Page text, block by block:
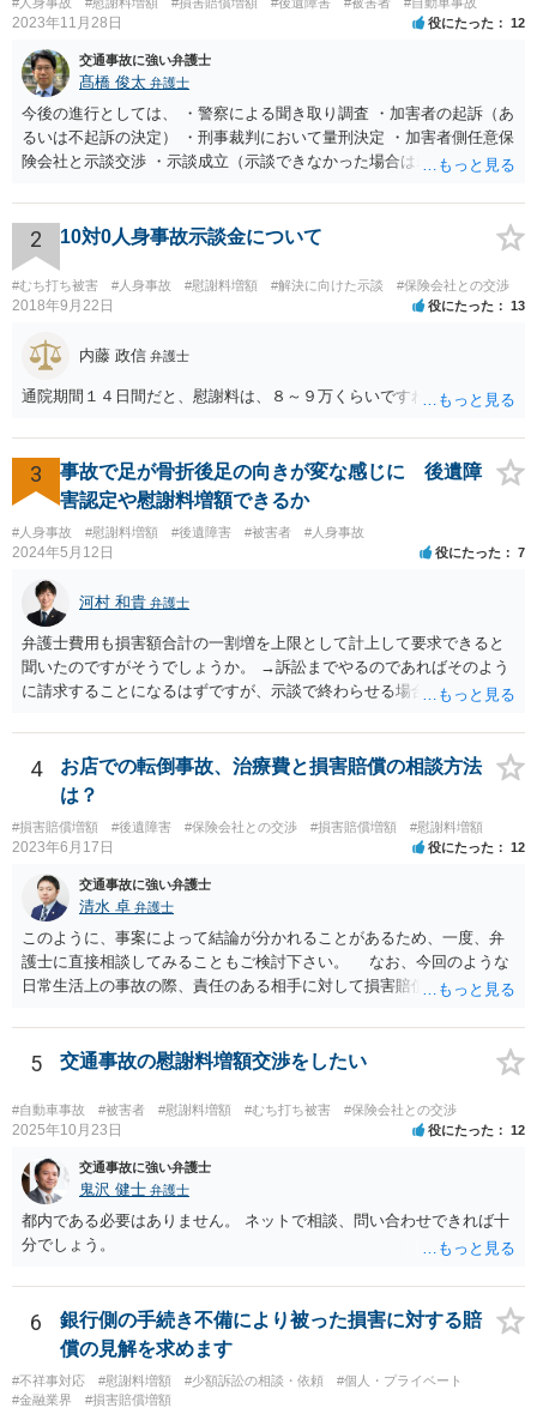
2023年11月28日 役にたった 12
交通事故に強い弁護士
髙橋 俊太 弁護士
今後の進行としては、 ・警察による聞き取り調査 ・加害者の起訴（あ
るいは不起訴の決定） ・刑事裁判において量刑決定 ・加害者側任意保
険会社と示談交渉 ・示談成立（示談できなかった場合は裁判） となり
加害者に対する処罰感情など尋ねられるはずですので、率直にお答え
になるとよいと思います。
2 10対0人身事故示談金について
#むち打ち被害 #人身事故 #慰謝料増額 #解決に向けた示談 #保険会社との交渉
2018年9月22日 役にたった 13
内藤 政信 弁護士
通院期間１４日間だと、慰謝料は、８～９万くらいですね。
3
事故で足が骨折後足の向きが変な感じに 後遺障
害認定や慰謝料増額できるか
#人身事故 #慰謝料増額 #後遺障害 #被害者 #人身事故
2024年5月12日 役にたった 7
河村 和貴 弁護士
弁護士費用も損害額合計の一割増を上限として計上して要求できると
聞いたのですがそうでしょうか。 →訴訟までやるのであればそのよう
に請求することになるはずですが、示談で終わらせる場合には、そこ
ならほとんど充足できるか多くが返ってくるイメージなので頼むのも
いいかなと思うのですが。 →LAC基準でもそうかもしれませんし、交
通事故事案ではより定額の費用としている法律事務所も多いように思
います。費用面も含めて、弁護士さんを検討してみるとよいかもしれ
ませんね。 かなり具体的な話も多くなっているので、法律事務所に問
い合わせてみるとよいと思います。
4
お店での転倒事故、治療費と損害賠償の相談方法
は？
#損害賠償増額 #後遺障害 #保険会社との交渉 #損害賠償増額 #慰謝料増額
2023年6月17日 役にたった 12
交通事故に強い弁護士
清水 卓 弁護士
このように、事案によって結論が分かれることがあるため、一度、弁
護士に直接相談してみることもご検討下さい。 なお、今回のような
日常生活上の事故の際、責任のある相手に対して損害賠償請求する際
す（ご自宅の火災保険や自動車の任意保険等を確認してみて下さい。
加入したつもりがなくても、確認してみたら付いていたということが
5 交通事故の慰謝料増額交渉をしたい
#自動車事故 #被害者 #慰謝料増額 #むち打ち被害 #保険会社との交渉
2025年10月23日 役にたった 12
交通事故に強い弁護士
鬼沢 健士 弁護士
都内である必要はありません。 ネットで相談、問い合わせできれば十
分でしょう。
6
銀行側の手続き不備により被った損害に対する賠
償の見解を求めます
#不祥事対応 #慰謝料増額 #少額訴訟の相談・依頼
#個人・プライベート
#金融業界
#損害賠償増額